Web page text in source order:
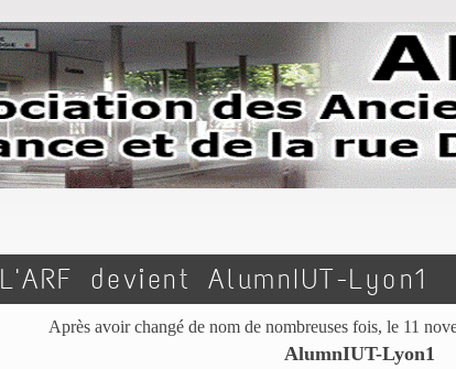
L'ARF devient AlumnIUT-Lyon1
Après avoir changé de nom de nombreuses fois, le 11
AlumnIUT-Lyon1